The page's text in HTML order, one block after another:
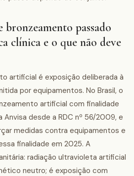
bronzeamento passado
clínica e o que não deve
artificial é exposição deliberada à
por equipamentos. No Brasil, o
artificial com finalidade
desde a RDC nº 56/2009, e
medidas contra equipamentos e
finalidade em 2025. A
radiação ultravioleta artificial
neutro; é exposição com